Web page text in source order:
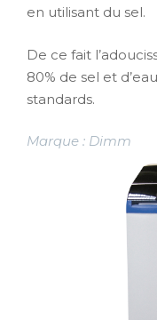
en utilisant du sel.
De ce fait
80% de sel et
standards.
Marque : Dimm